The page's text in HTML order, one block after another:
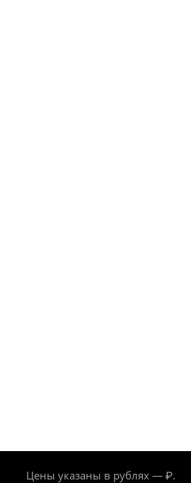
Цены указаны в рублях — ₽.